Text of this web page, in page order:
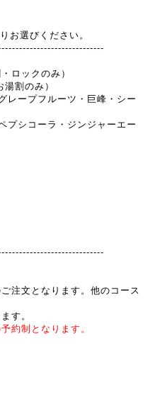
選びください。
-------------------------
ロックのみ）
割のみ）
レープフルーツ・巨峰・シー
プシコーラ・ジンジャーエー
-------------------------
注文となります。他のコース
す。
約制となります。